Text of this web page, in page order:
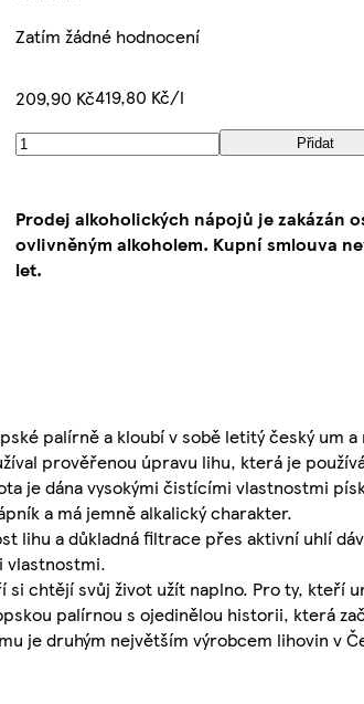
Zatím žádné hodnocení
209,90 Kč419,80 Kč/l
Přidat
Prodej alkoholických nápojů je zakázán
ovlivněným alkoholem. Kupní smlouva
let.
palírně a kloubí v sobě letitý český um
prověřenou úpravu lihu, která je
je dána vysokými čistícími vlastnostmi
a má jemně alkalický charakter.
lihu a důkladná filtrace přes aktivní uhlí
vlastnostmi.
chtějí svůj život užít naplno. Pro ty, kteří
palírnou s ojedinělou historii, která
je druhým největším výrobcem lihovin v